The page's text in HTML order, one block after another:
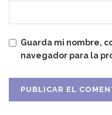
Guarda mi nombre,
navegador para la